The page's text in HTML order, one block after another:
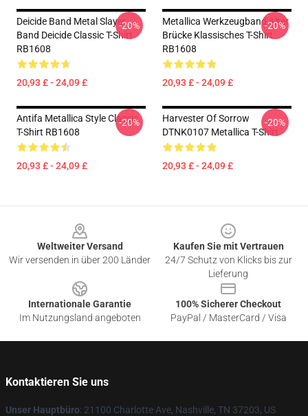
Deicide Band Metal Slayer
Band Deicide Classic T-Shirt
RB1608
20,93 £ - 24,09 £
-20%
Metallica Werkzeugband Alter
Brücke Klassisches T-Shirt
RB1608
20,93 £ - 24,09 £
-20%
Antifa Metallica Style Classic
T-Shirt RB1608
20,93 £ - 24,09 £
-20%
Harvester Of Sorrow
DTNK0107 Metallica T-Shirt
20,93 £ - 24,09 £
-20%
Weltweiter Versand
Wir versenden in über 200 Länder
Kaufen Sie mit Vertrauen
24/7 Schutz von Klicks bis zur
Lieferung
Internationale Garantie
Im Nutzungsland angeboten
100% Sicherer Checkout
PayPal / MasterCard / Visa
Kontaktieren Sie uns
Unser Hauptbüro: 21100 Charlotte Ave, Nashville, TN 37203, US